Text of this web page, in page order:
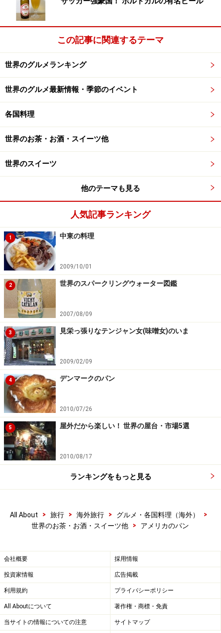
この記事に関連するテーマ
世界のグルメランキング
世界のグルメ最新情報・季節のイベント
各国料理
世界のお茶・お酒・スイーツ他
世界のスイーツ
他のテーマも見る
人気記事ランキング
1 中東の料理
2009/10/01
2 世界のスパークリングウォーター図鑑
2007/08/09
3 見栄っ張りなテンジャン女(味噌女)のいま
2009/02/09
4 デンマークのパン
2010/07/26
5 屋外だから楽しい！ 世界の屋台・市場5選
2010/08/17
ランキングをもっと見る
All About > 旅行 > 海外旅行 > グルメ・各国料理（海外）
>
世界のお茶・お酒・スイーツ他
> アメリカのパン
会社概要 採用情報
投資家情報 広告掲載
利用規約 プライバシーポリシー
All Aboutについて 著作権・商標・免責
当サイトの情報についての注意 サイトマップ